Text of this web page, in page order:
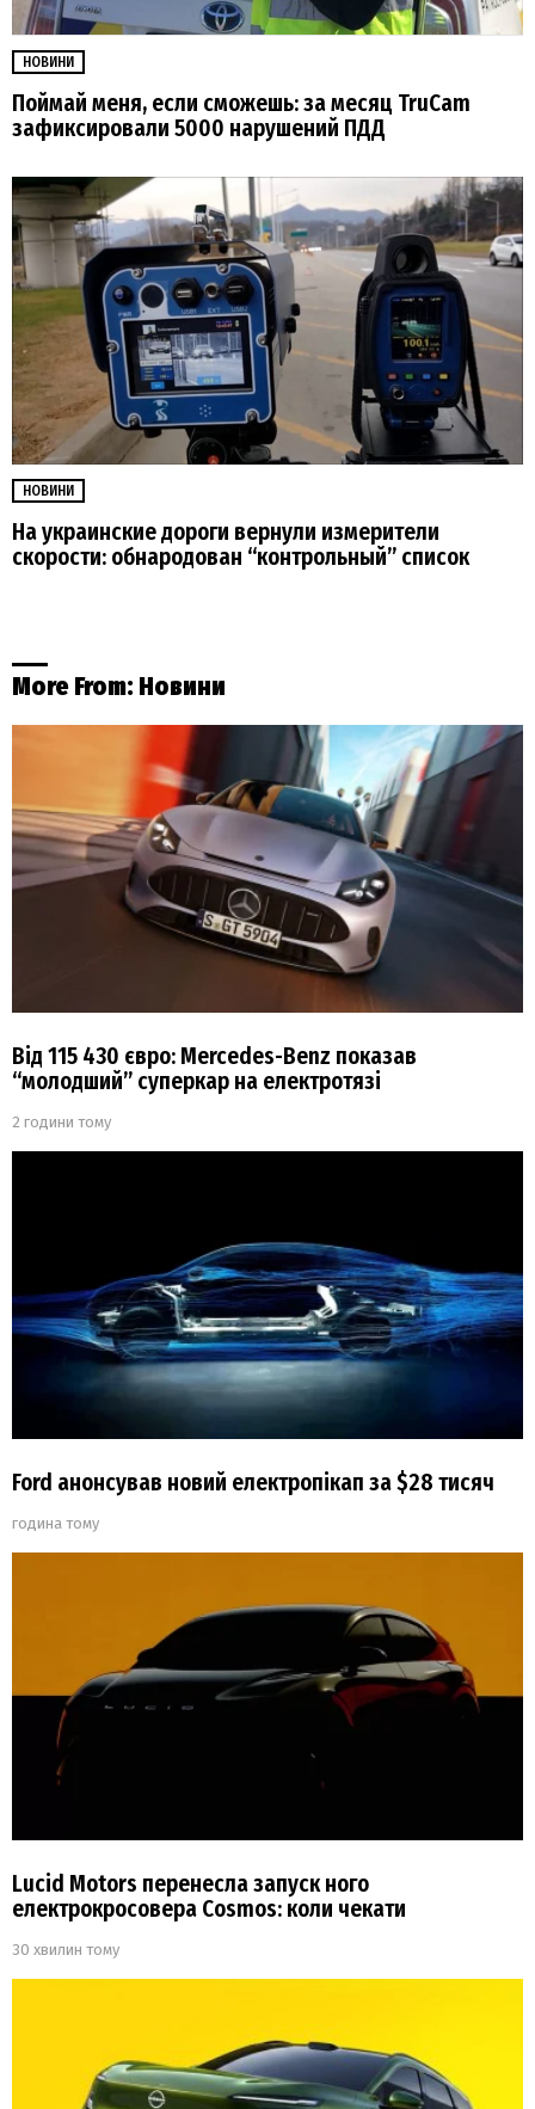
НОВИНИ
Поймай меня, если сможешь: за месяц TruCam
зафиксировали 5000 нарушений ПДД
НОВИНИ
На украинские дороги вернули измерители
скорости: обнародован “контрольный” список
More From: Новини
Від 115 430 євро: Mercedes-Benz показав
“молодший” суперкар на електротязі
2 години тому
Ford анонсував новий електропікап за $28 тисяч
година тому
Lucid Motors перенесла запуск ного
електрокросовера Cosmos: коли чекати
30 хвилин тому